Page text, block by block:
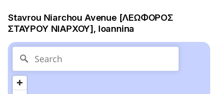
Stavrou Niarchou Avenue [ΛΕΩΦΟΡΟΣ
ΣΤΑΥΡΟΥ ΝΙΑΡΧΟΥ], Ioannina